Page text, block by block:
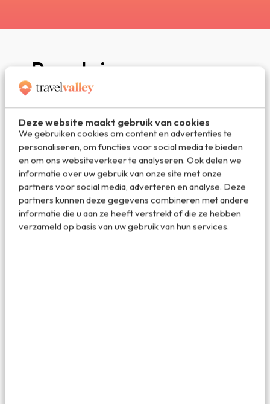
Deze website maakt gebruik van cookies
We gebruiken cookies om content en advertenties te
personaliseren, om functies voor social media te bieden
en om ons websiteverkeer te analyseren. Ook delen we
informatie over uw gebruik van onze site met onze
partners voor social media, adverteren en analyse. Deze
partners kunnen deze gegevens combineren met andere
informatie die u aan ze heeft verstrekt of die ze hebben
verzameld op basis van uw gebruik van hun services.
Populaire
bestemmingen
moment!